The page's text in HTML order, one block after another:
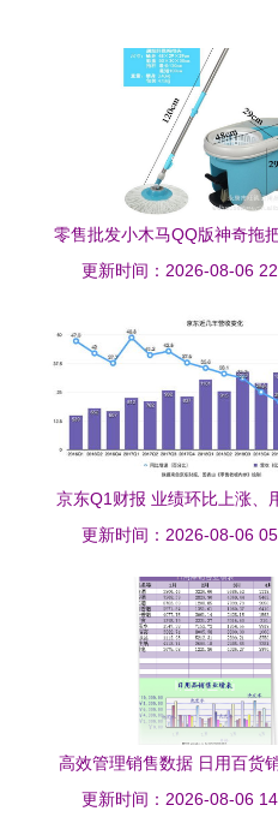
零售批发小木马QQ版神奇拖
更时尚，掀起市场新
更新时间：2026-08-06
京东Q1财报 业绩环比上涨、
新高，日用百货销售成为增
更新时间：2026-08-06
高效管理销售数据 日用百货
Excel模板详解
更新时间：2026-08-06